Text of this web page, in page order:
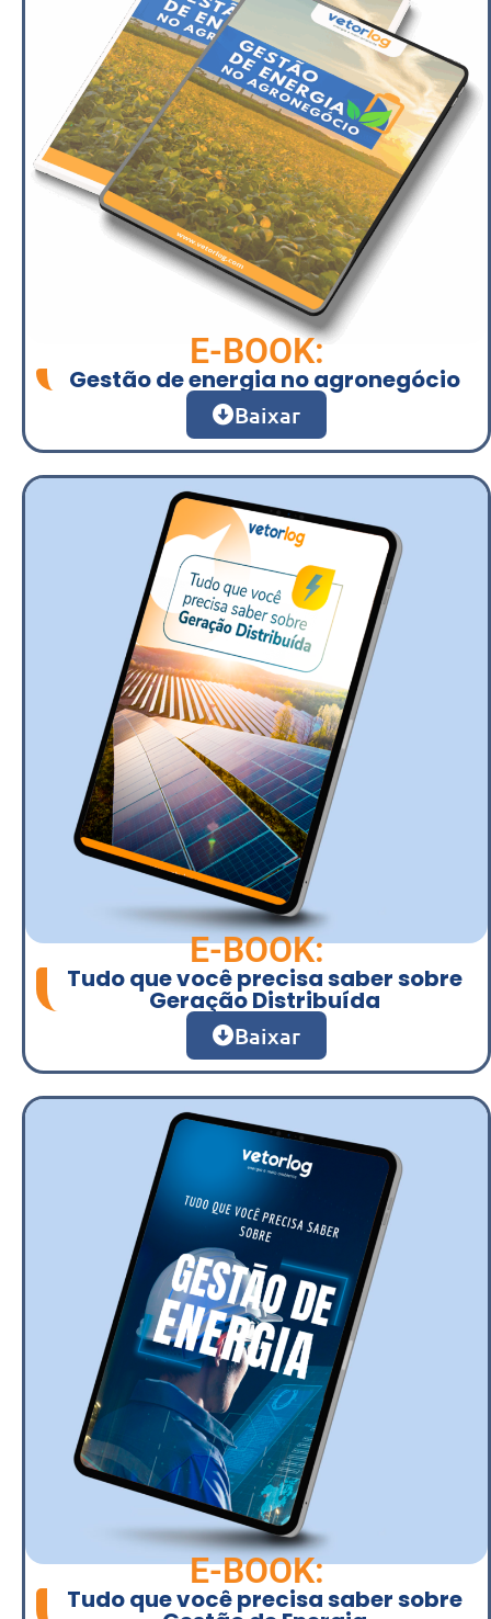
E-BOOK:
Gestão de energia no agronegócio
Baixar
E-BOOK:
Tudo que você precisa saber sobre
Geração Distribuída
Baixar
E-BOOK:
Tudo que você precisa saber sobre